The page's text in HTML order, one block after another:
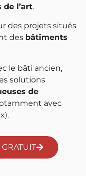
de l’art.
des projets situés
des bâtiments
le bâti ancien,
solutions
de
avec